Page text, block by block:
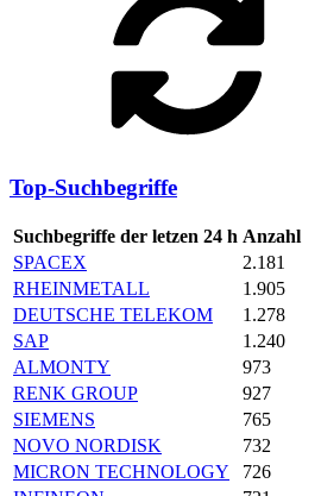
Top-Suchbegriffe
Suchbegriffe der letzen 24 h Anzahl
SPACEX
2.181
RHEINMETALL
1.905
DEUTSCHE TELEKOM
1.278
SAP
1.240
ALMONTY
973
RENK GROUP
927
SIEMENS
765
NOVO NORDISK
732
MICRON TECHNOLOGY
726